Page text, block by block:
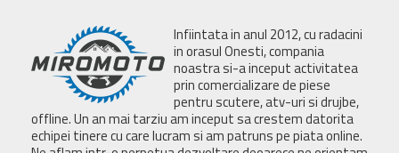
Infiintata in anul 2012, cu radacini
in orasul Onesti, compania
noastra si-a inceput activitatea
prin comercializare de piese
pentru scutere, atv-uri si drujbe,
offline. Un an mai tarziu am inceput sa crestem datorita
echipei tinere cu care lucram si am patruns pe piata online.